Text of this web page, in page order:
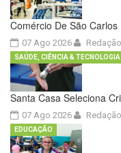
Comércio De São
07 Ago 2026 Redação
Santa Casa Seleciona
07 Ago 2026
SAÚDE, CIÊNCIA & TECNOLOGIA
Redação
EDUCAÇÃO